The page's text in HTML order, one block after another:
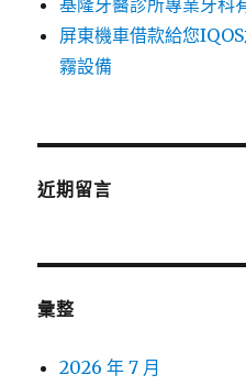
基隆牙醫診所專業牙科
屏東機車借款給您
霧設備
近期留言
彙整
2026 年 7 月